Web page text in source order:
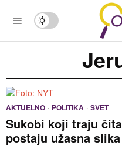
AKTUELNO · POLITIKA · SVET
Sukobi koji traju
postaju užasna